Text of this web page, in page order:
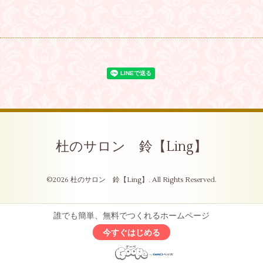
杜のサロン 鈴【Ling】
©2026 杜のサロン 鈴【Ling】 . All Rights Reserved.
誰でも簡単、無料でつくれるホームページ
今すぐはじめる